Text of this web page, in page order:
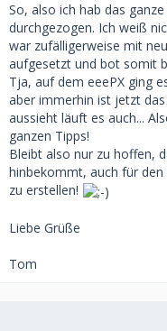
So, also ich hab das
durchgezogen. Ich weiß
war zufälligerweise mit
aufgesetzt und bot somit
Tja, auf dem eeePX ging
aber immerhin ist jetzt
aussieht läuft es auch...
ganzen Tipps!
Bleibt also nur zu hoffen,
hinbekommt, auch für
zu erstellen!
Liebe Grüße
Tom